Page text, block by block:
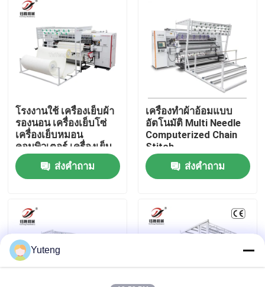
วิดีโอ
เกี่ยวกับเรา
ควบคุมคุณภาพ
ติดต่อเรา
ขอใบเสนอราคา
เครื่องตัดเชือกเชือกแบบคอมพิวเตอร์
โรงงานใช้ เครื่องเย็บผ้า
รองนอน เครื่องเย็บโซ่
เครื่องเย็บหมอน
คอมพิวเตอร์ เครื่องเย็บ
ผ้าฝ้าย
ส่งคำถาม
เครื่องทําผ้าอ้อมแบบ
อัตโนมัติ Multi Needle
Computerized Chain
Stitch
ส่งคำถาม
Yuteng